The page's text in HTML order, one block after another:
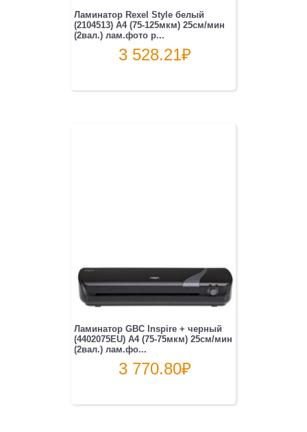
Ламинатор Rexel Style белый
(2104513) A4 (75-125мкм) 25см/мин
(2вал.) лам.фото р...
3 528.21₽
Ламинатор GBC Inspire + черный
(4402075EU) A4 (75-75мкм) 25см/мин
(2вал.) лам.фо...
3 770.80₽